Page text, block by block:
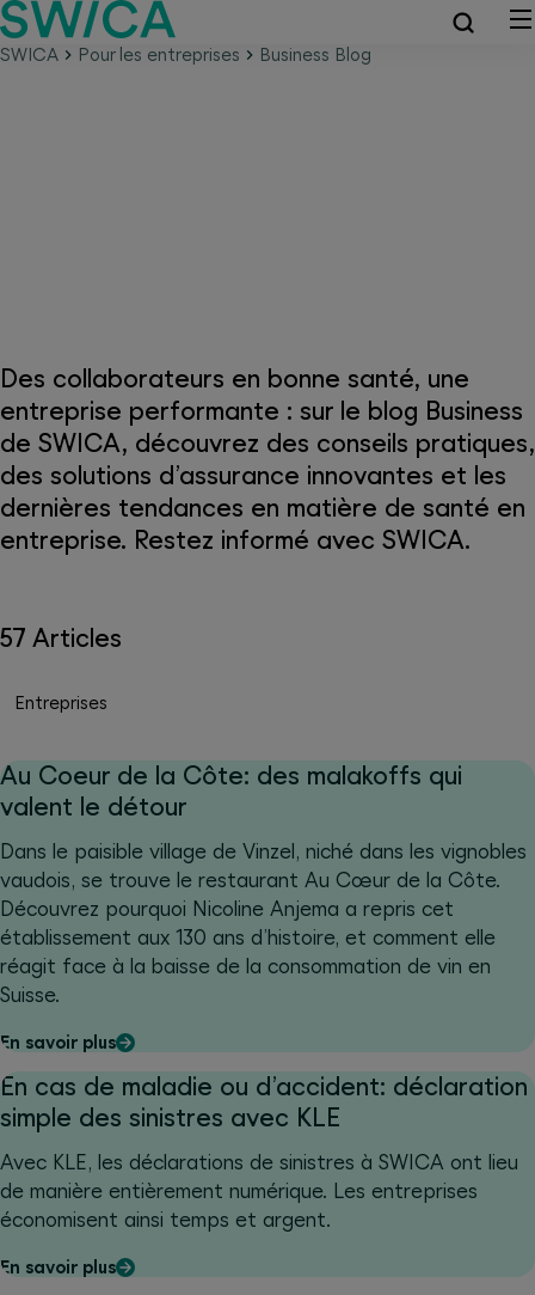
SWICA Pour les entreprises Business Blog
Des collaborateurs en bonne santé, une
entreprise performante : sur le blog Business
de SWICA, découvrez des conseils pratiques,
des solutions d’assurance innovantes et les
dernières tendances en matière de santé en
entreprise. Restez informé avec SWICA.
57 Articles
Entreprises
Au Coeur de la Côte: des malakoffs qui
valent le détour
Dans le paisible village de Vinzel, niché dans les vignobles
vaudois, se trouve le restaurant Au Cœur de la Côte.
Découvrez pourquoi Nicoline Anjema a repris cet
établissement aux 130 ans d’histoire, et comment elle
réagit face à la baisse de la consommation de vin en
Suisse.
En savoir plus
En cas de maladie ou d’accident: déclaration
simple des sinistres avec KLE
Avec KLE, les déclarations de sinistres à SWICA ont lieu
de manière entièrement numérique. Les entreprises
économisent ainsi temps et argent.
En savoir plus